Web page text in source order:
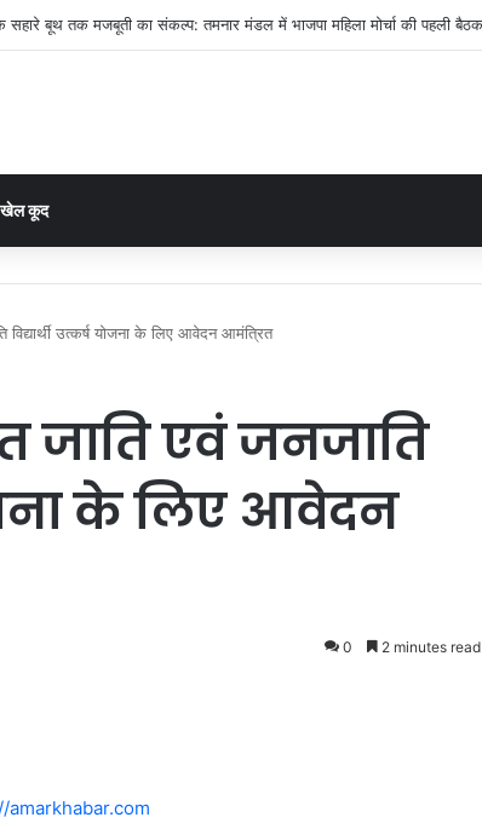
गांव का प्लान: आसान भाषा में सिखाया जा रहा विकास का पूरा तरीका”
खेल कूद
उत्कर्ष योजना के लिए आवेदन आमंत्रित
जाति एवं जनजाति
के लिए आवेदन
0 2 minutes read
amarkhabar.com